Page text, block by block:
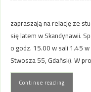
zapraszają na relację ze
się latem w Skandynawii.
o godz. 15.00 w sali 1.45
Stwosza 55, Gdańsk). W
Continue reading